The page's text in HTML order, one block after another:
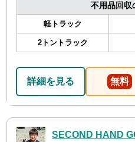
不用品回収
軽トラック
2トントラック
詳細を見る 無料
SECOND HAND